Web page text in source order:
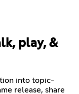
play, &
into topic-
release, share